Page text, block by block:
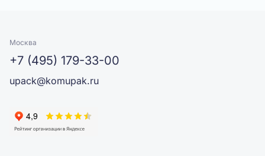
Москва
+7 (495) 179-33-00
upack@komupak.ru